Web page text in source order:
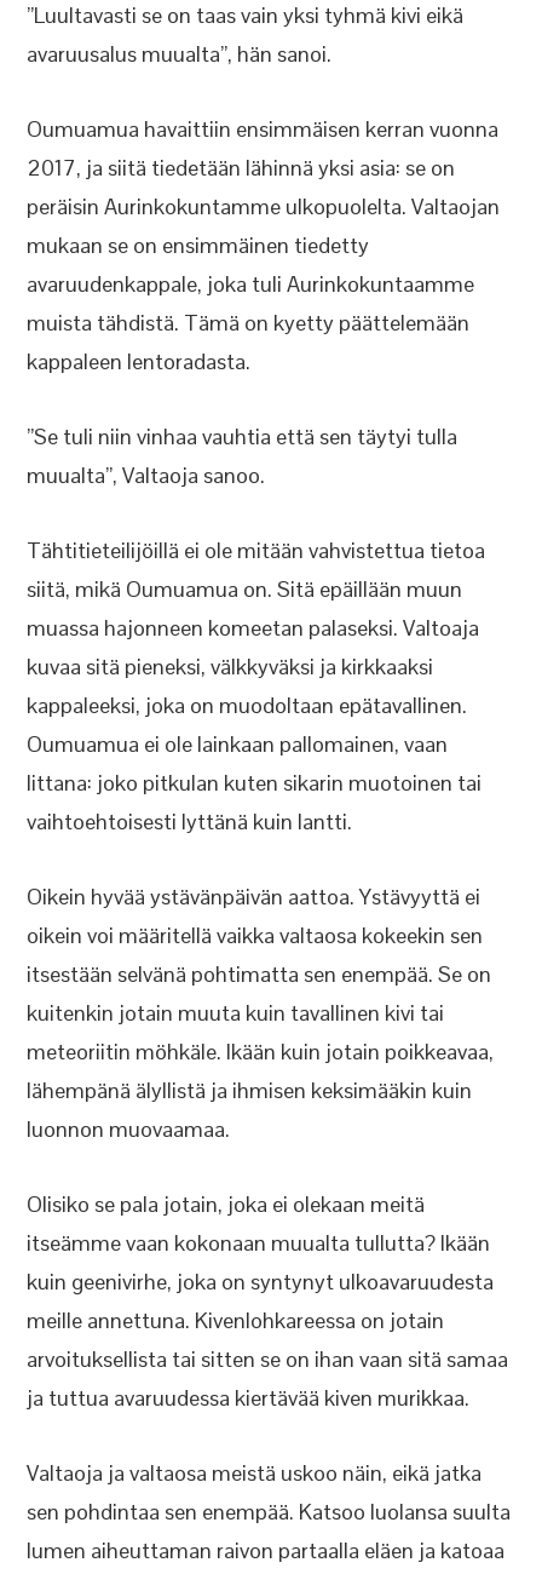
”Luultavasti se on taas vain yksi tyhmä kivi eikä
avaruusalus muualta”, hän sanoi.
Oumuamua havaittiin ensimmäisen kerran vuonna
2017, ja siitä tiedetään lähinnä yksi asia: se on
peräisin Aurinkokuntamme ulkopuolelta. Valtaojan
mukaan se on ensimmäinen tiedetty
avaruudenkappale, joka tuli Aurinkokuntaamme
muista tähdistä. Tämä on kyetty päättelemään
kappaleen lentoradasta.
”Se tuli niin vinhaa vauhtia että sen täytyi tulla
muualta”, Valtaoja sanoo.
Tähtitieteilijöillä ei ole mitään vahvistettua tietoa
siitä, mikä Oumuamua on. Sitä epäillään muun
muassa hajonneen komeetan palaseksi. Valtoaja
kuvaa sitä pieneksi, välkkyväksi ja kirkkaaksi
kappaleeksi, joka on muodoltaan epätavallinen.
Oumuamua ei ole lainkaan pallomainen, vaan
littana: joko pitkulan kuten sikarin muotoinen tai
vaihtoehtoisesti lyttänä kuin lantti.
Oikein hyvää ystävänpäivän aattoa. Ystävyyttä ei
oikein voi määritellä vaikka valtaosa kokeekin sen
itsestään selvänä pohtimatta sen enempää. Se on
kuitenkin jotain muuta kuin tavallinen kivi tai
meteoriitin möhkäle. Ikään kuin jotain poikkeavaa,
lähempänä älyllistä ja ihmisen keksimääkin kuin
luonnon muovaamaa.
Olisiko se pala jotain, joka ei olekaan meitä
itseämme vaan kokonaan muualta tullutta? Ikään
kuin geenivirhe, joka on syntynyt ulkoavaruudesta
meille annettuna. Kivenlohkareessa on jotain
arvoituksellista tai sitten se on ihan vaan sitä samaa
ja tuttua avaruudessa kiertävää kiven murikkaa.
Valtaoja ja valtaosa meistä uskoo näin, eikä jatka
sen pohdintaa sen enempää. Katsoo luolansa suulta
lumen aiheuttaman raivon partaalla eläen ja katoaa